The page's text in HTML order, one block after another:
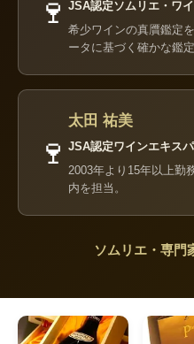
🍷 JSA認定ソムリエ・ワ
希少ワインの真贋鑑定
ータに基づく確かな鑑定
🍷
太田 祐美
JSA認定ワインエキス
2003年より15年以上勤
内を担当。
ソムリエ・専門